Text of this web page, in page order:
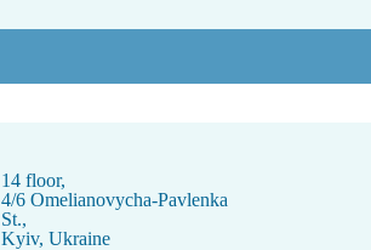
14 floor,
4/6 Omelianovycha-Pavlenka
St.,
Kyiv, Ukraine